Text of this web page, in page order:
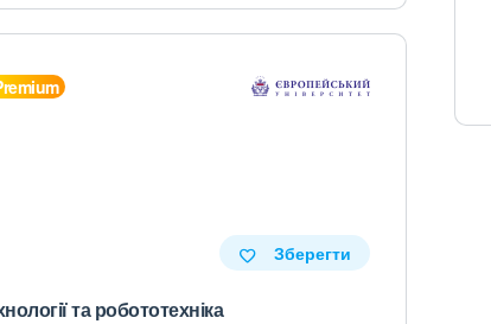
Зберегти
та робототехніка